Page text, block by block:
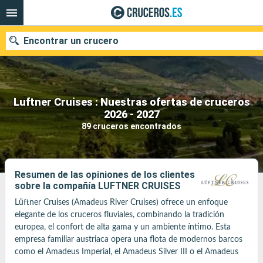
Luftner Cruises : Nuestras ofertas de cruceros
2026 - 2027
89 cruceros encontrados
Encontrar un crucero
Nuestros destinos
Fecha de salida
Puertos Compañías
Buscar
Resumen de las opiniones de los clientes
sobre la compañía LUFTNER CRUISES
Lüftner Cruises (Amadeus River Cruises) ofrece un enfoque
elegante de los cruceros fluviales, combinando la tradición
europea, el confort de alta gama y un ambiente íntimo. Esta
empresa familiar austriaca opera una flota de modernos barcos
como el Amadeus Imperial, el Amadeus Silver III o el Amadeus